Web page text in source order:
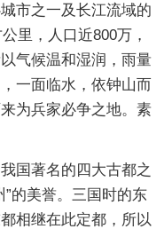
市之一及长江流域的
里，人口近800万，
气候温和湿润，雨量
一面临水，依钟山而
为兵家必争之地。素
国著名的四大古都之
的美誉。三国时的东
相继在此定都，所以